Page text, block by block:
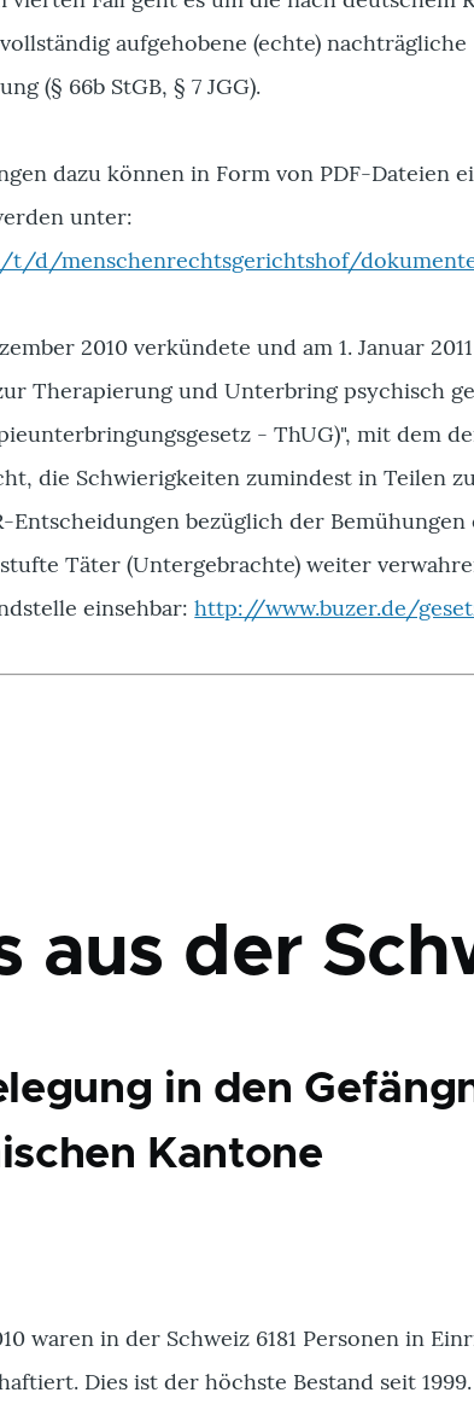
aufgehobene (echte) nachträgliche
(§ 66b StGB, § 7 JGG).
dazu können in Form von PDF-Dateien
unter:
d/menschenrechtsgerichtshof/
2010 verkündete und am 1. Januar
Therapierung und Unterbring psychisch
- ThUG)", mit dem
die Schwierigkeiten zumindest in Teilen
Entscheidungen bezüglich der Bemühungen
Täter (Untergebrachte) weiter
einsehbar:http://www.buzer.de/
aus der
in den
Kantone
waren in der Schweiz 6181 Personen in
Dies ist der höchste Bestand seit